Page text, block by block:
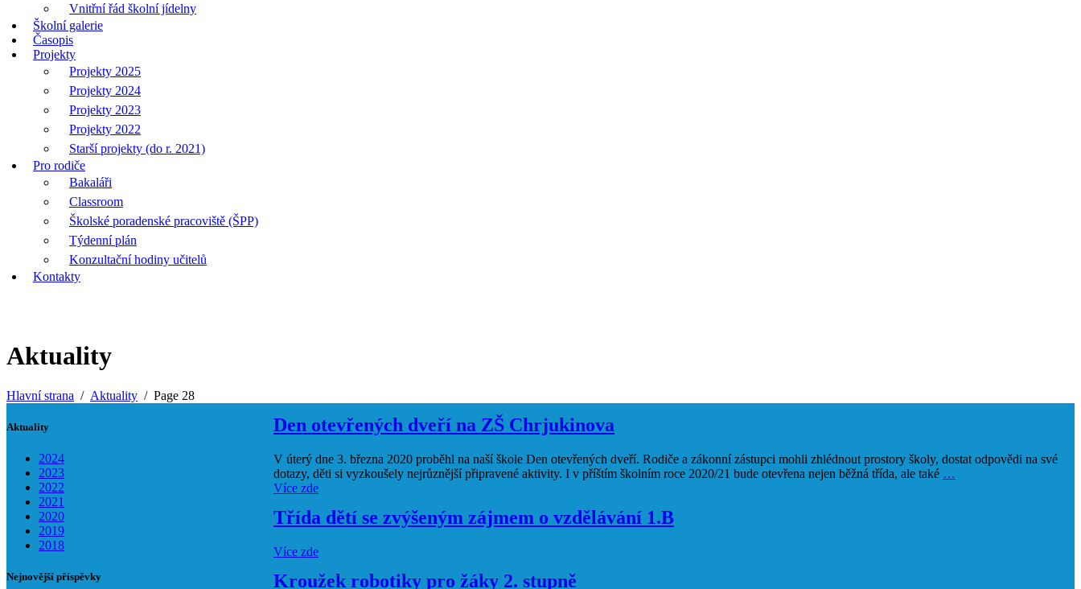
Vnitřní řád školní jídelny
Školní galerie
Časopis
Projekty
Projekty 2025
Projekty 2024
Projekty 2023
Projekty 2022
Starší projekty (do r. 2021)
Pro rodiče
Bakaláři
Classroom
Školské poradenské pracoviště (ŠPP)
Týdenní plán
Konzultační hodiny učitelů
Kontakty
Aktuality
Hlavní strana Aktuality Page 28
Den otevřených dveří na ZŠ Chrjukinova
V úterý dne 3. března 2020 proběhl na naší škole Den otevřených dveří. Rodiče a zákonní zástupci mohli zhlédnout prostory školy, dostat odpovědi na své
dotazy, děti si vyzkoušely nejrůznější připravené aktivity. I v příštím školním roce 2020/21 bude otevřena nejen běžná třída, ale také …
Více zde
Třída dětí se zvýšeným zájmem o vzdělávání 1.B
Více zde
Kroužek robotiky pro žáky 2. stupně
Aktuality
2024
2023
2022
2021
2020
2019
2018
Nejnovější příspěvky